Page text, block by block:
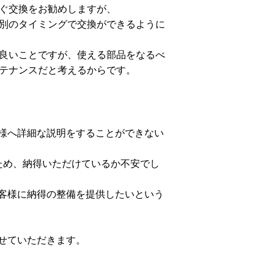
換をお勧めしますが、
のタイミングで交換ができるように
いことですが、使える部品をなるべ
ンスだと考えるからです。
へ詳細な説明をすることができない
、納得いただけているか不安でし
に納得の整備を提供したいという
いただきます。